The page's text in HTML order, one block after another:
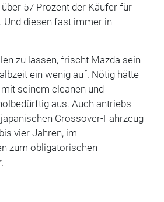
57 Prozent der Käufer für
Und diesen fast immer in
zu lassen, frischt Mazda sein
ein wenig auf. Nötig hätte
seinem cleanen und
aus. Auch antriebs-
Crossover-Fahrzeug
vier Jahren, im
zum obligatorischen